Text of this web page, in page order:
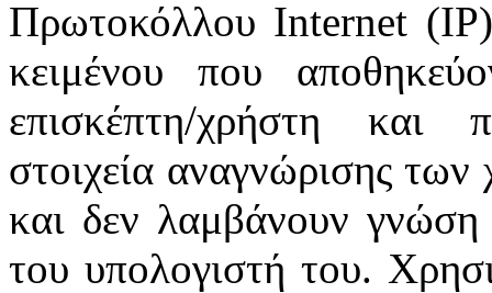
Πρωτοκόλλου Internet
κειμένου που
επισκέπτη/χρήστη και
στοιχεία αναγνώρισης
και δεν λαμβάνουν γνώση
του υπολογιστή του.